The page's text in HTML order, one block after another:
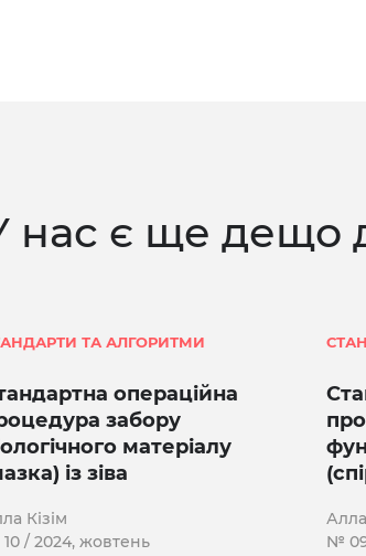
нас є ще дещо
ТА АЛГОРИТМИ
операційна
забору
матеріалу
із зіва
Кізім
/ 2024, жовтень
Алла
№